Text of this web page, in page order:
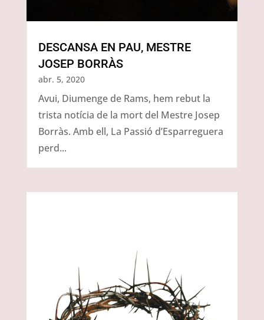
DESCANSA EN PAU, MESTRE
JOSEP BORRÀS
abr. 5, 2020
Avui, Diumenge de Rams, hem rebut la
trista notícia de la mort del Mestre Josep
Borràs. Amb ell, La Passió d’Esparreguera
perd...